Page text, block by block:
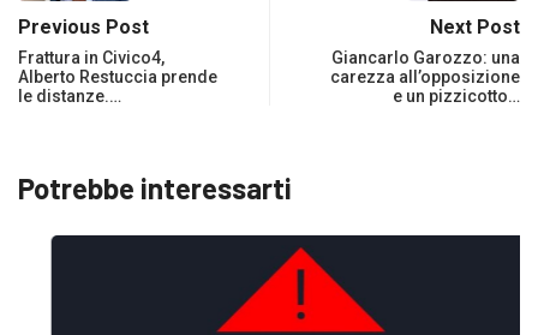
Previous Post
Frattura in Civico4,
Alberto Restuccia prende
le distanze.…
Next Post
Giancarlo Garozzo: una
carezza all’opposizione
e un pizzicotto…
Potrebbe interessarti